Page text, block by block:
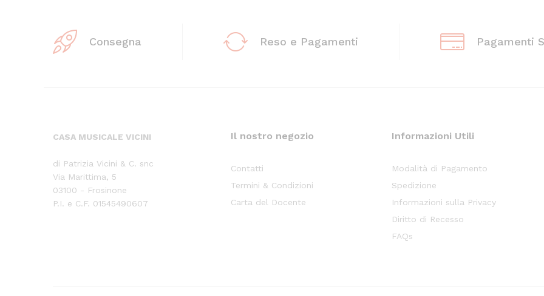
Consegna Reso e Pagamenti Pagamenti
CASA MUSICALE VICINI
di Patrizia Vicini & C. snc
Via Marittima, 5
03100 - Frosinone
P.I. e C.F. 01545490607
Il nostro negozio
Contatti
Termini & Condizioni
Carta del Docente
Informazioni Utili
Modalità di Pagamento
Spedizione
Informazioni sulla Privacy
Diritto di Recesso
FAQs